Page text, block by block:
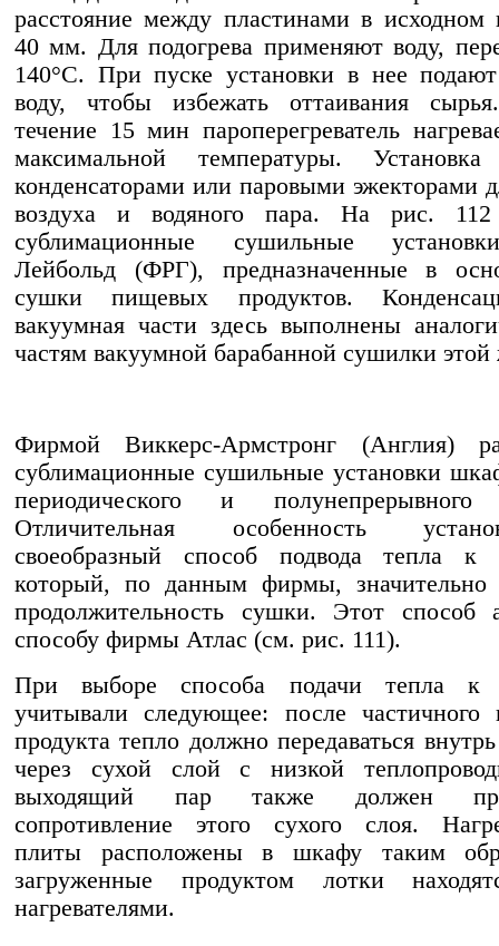
расстояние между пластинами в исходном
40 мм. Для подогрева применяют воду,
140°С. При пуске установки в нее
воду, чтобы избежать оттаивания
течение 15 мин пароперегреватель
максимальной температуры. Установка
конденсаторами или паровыми эжекторами
воздуха и водяного пара. На рис. 112
сублимационные сушильные
Лейбольд (ФРГ), предназначенные в
сушки пищевых продуктов.
вакуумная части здесь выполнены
частям вакуумной барабанной сушилки
Фирмой Виккерс-Армстронг (Англия)
сублимационные сушильные установки
периодического и полунепрерывного
Отличительная особенность
своеобразный способ подвода тепла к
который, по данным фирмы, значительно
продолжительность сушки. Этот способ
способу фирмы Атлас (см. рис. 111).
При выборе способа подачи тепла к
учитывали следующее: после частичного
продукта тепло должно передаваться
через сухой слой с низкой
выходящий пар также должен
сопротивление этого сухого слоя.
плиты расположены в шкафу таким
загруженные продуктом лотки
нагревателями.